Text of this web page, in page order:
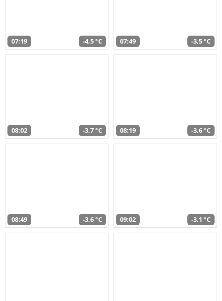
07:19 -4,5 °C 07:49 -3,5 °C
08:02 -3,7 °C 08:19 -3,6 °C
08:49 -3,6 °C 09:02 -3,1 °C